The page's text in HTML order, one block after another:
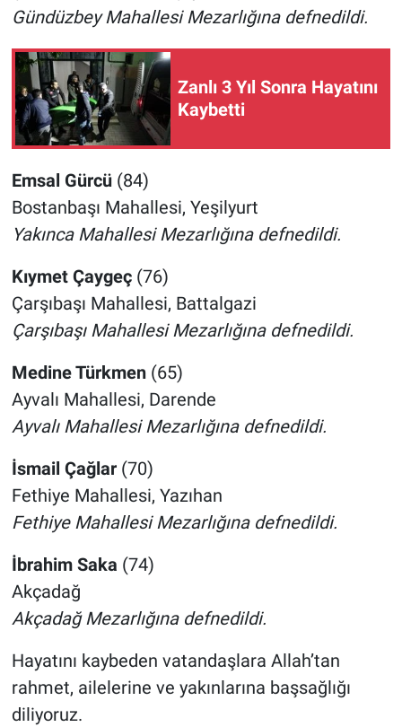
Gündüzbey Mahallesi Mezarlığına defnedildi.
Zanlı 3 Yıl Sonra Hayatını
Kaybetti
Emsal Gürcü(84)
Bostanbaşı Mahallesi, Yeşilyurt
Yakınca Mahallesi Mezarlığına defnedildi.
Kıymet Çaygeç(76)
Çarşıbaşı Mahallesi, Battalgazi
Çarşıbaşı Mahallesi Mezarlığına defnedildi.
Medine Türkmen(65)
Ayvalı Mahallesi, Darende
Ayvalı Mahallesi Mezarlığına defnedildi.
İsmail Çağlar(70)
Fethiye Mahallesi, Yazıhan
Fethiye Mahallesi Mezarlığına defnedildi.
İbrahim Saka (74)
Akçadağ
Akçadağ Mezarlığına defnedildi.
Hayatını kaybeden vatandaşlara Allah’tan
rahmet, ailelerine ve yakınlarına başsağlığı
diliyoruz.